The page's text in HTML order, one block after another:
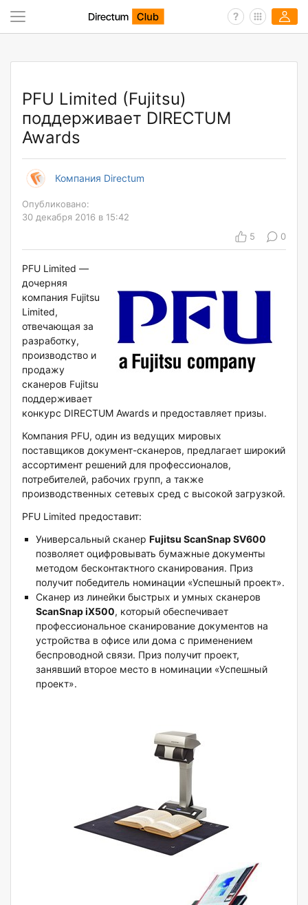
PFU Limited (Fujitsu)
поддерживает DIRECTUM
Awards
Компания Directum
Опубликовано:
30 декабря 2016 в 15:42
5
0
PFU Limited —
дочерняя
компания Fujitsu
Limited,
отвечающая за
разработку,
производство и
продажу
сканеров Fujitsu
поддерживает
конкурс DIRECTUM Awards и предоставляет призы.
Компания PFU, один из ведущих мировых
поставщиков документ-сканеров, предлагает широкий
ассортимент решений для профессионалов,
потребителей, рабочих групп, а также
производственных сетевых сред с высокой загрузкой.
PFU Limited предоставит:
Универсальный сканер Fujitsu ScanSnap SV600
позволяет оцифровывать бумажные документы
методом бесконтактного сканирования. Приз
получит победитель номинации «Успешный проект».
Сканер из линейки быстрых и умных сканеров
ScanSnap iX500, который обеспечивает
профессиональное сканирование документов на
устройства в офисе или дома с применением
беспроводной связи. Приз получит проект,
занявший второе место в номинации «Успешный
проект».